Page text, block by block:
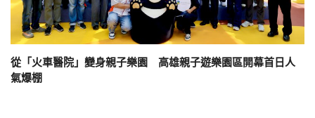
從「火車醫院」變身親子樂園 高雄親子遊樂園區開幕首日人
氣爆棚